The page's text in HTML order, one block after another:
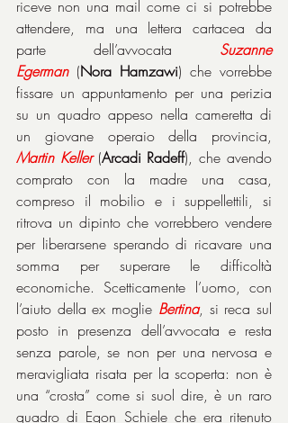
riceve non una mail come ci si potrebbe
attendere, ma una lettera cartacea da
parte dell’avvocata Suzanne
Egerman (Nora Hamzawi) che vorrebbe
fissare un appuntamento per una perizia
su un quadro appeso nella cameretta di
Martin Keller (Arcadi Radeff), che avendo
comprato con la madre una casa,
compreso il mobilio e i suppellettili, si
ritrova un dipinto che vorrebbero vendere
per liberarsene sperando di ricavare una
somma per superare le difficoltà
economiche. Scetticamente l’uomo, con
l’aiuto della ex moglie Bertina, si reca sul
posto in presenza dell’avvocata e resta
senza parole, se non per una nervosa e
meravigliata risata per la scoperta: non è
una “crosta” come si suol dire, è un raro
quadro di Egon Schiele che era ritenuto